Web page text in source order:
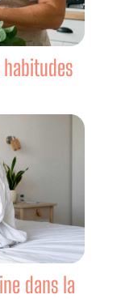
dans la